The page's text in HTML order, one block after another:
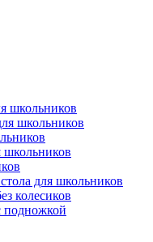
школьников
школьников
школьников
для школьников
колесиков
подножкой